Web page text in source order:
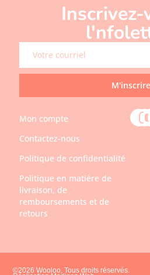
Inscrivez-
M'inscrire
Mon compte
Contactez-nous
Politique de confidentialité
Politique en matière de
livraison, de
remboursements et de
retours
©2026 Wooloo, Tous droits réservés.